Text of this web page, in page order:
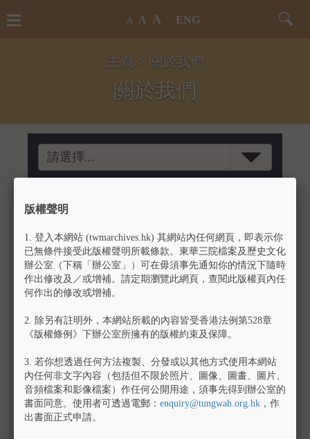
Toggle
A A A ENG
主頁 > 關於我們
關於我們
請選擇...
聯絡我們
東華三院文物館
地址：九龍窩打老道25號廣華醫院
聯絡電話：2770 0867
傳真號碼：2781 2492
電郵：museum@tungwah.org.hk
日及公眾假期休館)
版權聲明
1. 登入本網站 (twmarchives.hk) 其網站內任何網頁，即表示你
已無條件接受此版權聲明所載條款。東華三院檔案及歷史文化
辦公室（下稱「辦公室」）可在毋須事先通知你的情況下隨時
作出修改及／或增補。請定期瀏覽此網頁，查閱此版權頁內任
何作出的修改或增補。
2. 除另有註明外，本網站所載的內容皆受香港法例第528章
《版權條例》下辦公室所擁有的版權約束及保障。
3. 若你想透過任何方法複製、分發或以其他方式使用本網站
內任何非文字內容（包括但不限於照片、圖像、圖畫、圖片、
音頻檔案和影像檔案）作任何公開用途，須事先得到辦公室的
書面同意。使用者可透過電郵： enquiry@tungwah.org.hk ，作
出書面正式申請。